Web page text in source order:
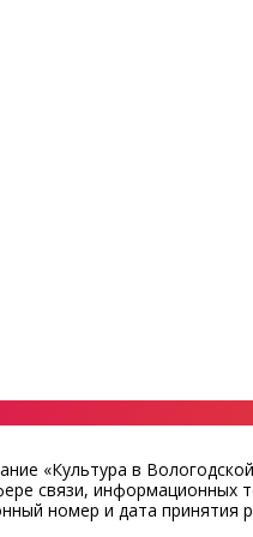
«Культура в
связи, информационных
номер и дата